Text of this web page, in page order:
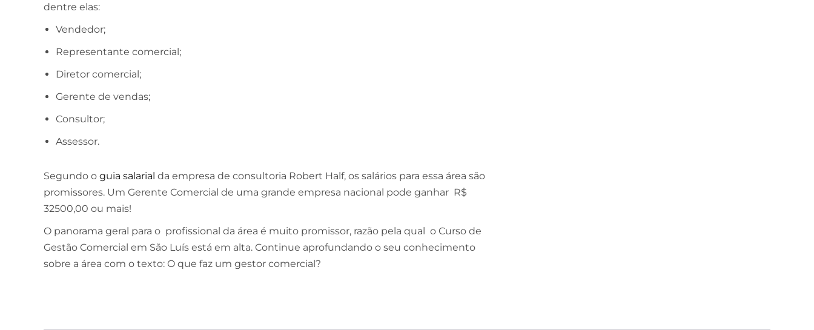
dentre elas:
Vendedor;
Representante comercial;
Diretor comercial;
Gerente de vendas;
Consultor;
Assessor.
Segundo o guia salarial da empresa de consultoria Robert Half, os salários para essa área são
promissores. Um Gerente Comercial de uma grande empresa nacional pode ganhar R$
32500,00 ou mais!
O panorama geral para o profissional da área é muito promissor, razão pela qual o Curso de
Gestão Comercial em São Luís está em alta. Continue aprofundando o seu conhecimento
sobre a área com o texto: O que faz um gestor comercial?